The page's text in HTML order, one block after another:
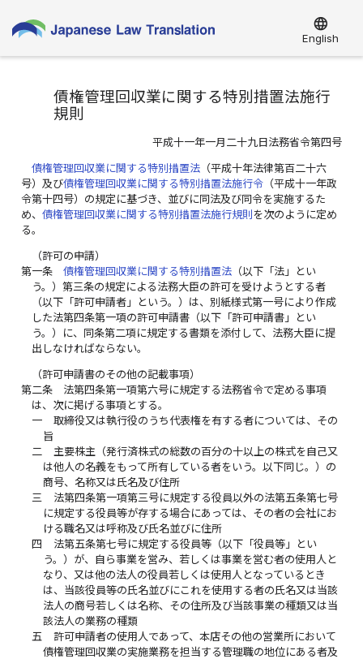
language
English
債権管理回収業に関する特別措置法施行
規則
平成十一年一月二十九日法務省令第四号
債権管理回収業に関する特別措置法 （平成十年法律第百二十六
号）及び債権管理回収業に関する特別措置法施行令 （平成十一年政
令第十四号）の規定に基づき、並びに同法及び同令を実施するた
め、債権管理回収業に関する特別措置法施行規則を次のように定め
る。
（許可の申請）
第一条
債権管理回収業に関する特別措置法 （以下「法」とい
う。）第三条の規定による法務大臣の許可を受けようとする者
（以下「許可申請者」という。）は、別紙様式第一号により作成
した法第四条第一項の許可申請書（以下「許可申請書」とい
う。）に、同条第二項に規定する書類を添付して、法務大臣に提
出しなければならない。
（許可申請書のその他の記載事項）
第二条
法第四条第一項第六号に規定する法務省令で定める事項
は、次に掲げる事項とする。
一
取締役又は執行役のうち代表権を有する者については、その
旨
二
主要株主（発行済株式の総数の百分の十以上の株式を自己又
は他人の名義をもって所有している者をいう。以下同じ。）の
商号、名称又は氏名及び住所
三
法第四条第一項第三号に規定する役員以外の法第五条第七号
に規定する役員等が存する場合にあっては、その者の会社にお
ける職名又は呼称及び氏名並びに住所
四
法第五条第七号に規定する役員等（以下「役員等」とい
う。）が、自ら事業を営み、若しくは事業を営む者の使用人と
なり、又は他の法人の役員若しくは使用人となっているとき
は、当該役員等の氏名並びにこれを使用する者の氏名又は当該
法人の商号若しくは名称、その住所及び当該事業の種類又は当
該法人の業務の種類
五
許可申請者の使用人であって、本店その他の営業所において
債権管理回収業の実施業務を担当する管理職の地位にある者及